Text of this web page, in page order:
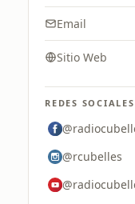
Email
Sitio Web
REDES SOCIALES
@rcubelles